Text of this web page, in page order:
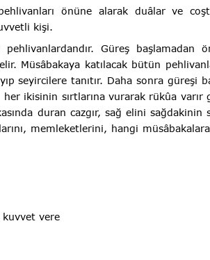
önüne alarak duâlar ve
kişi.
pehlivanlardandır. Güreş başlamadan
Müsâbakaya katılacak bütün
seyircilere tanıtır. Daha sonra güreşi
her ikisinin sırtlarına vurarak rükûa
duran cazgır, sağ elini sağdakinin
memleketlerini, hangi müsâbakalara
vere